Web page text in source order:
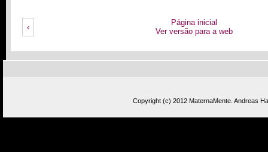
‹
Página inicial
Ver versão para a web
Copyright (c) 2012 MaternaMente. Andreas